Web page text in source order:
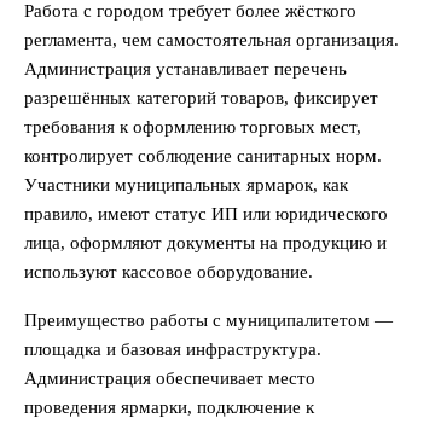
Работа с городом требует более жёсткого
регламента, чем самостоятельная организация.
Администрация устанавливает перечень
разрешённых категорий товаров, фиксирует
требования к оформлению торговых мест,
контролирует соблюдение санитарных норм.
Участники муниципальных ярмарок, как
правило, имеют статус ИП или юридического
лица, оформляют документы на продукцию и
используют кассовое оборудование.
Преимущество работы с муниципалитетом —
площадка и базовая инфраструктура.
Администрация обеспечивает место
проведения ярмарки, подключение к